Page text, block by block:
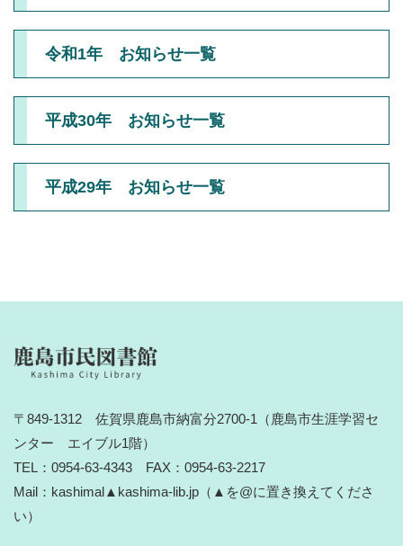
令和1年 お知らせ一覧
平成30年 お知らせ一覧
平成29年 お知らせ一覧
〒849-1312 佐賀県鹿島市納富分2700-1（鹿島市生涯学習セ
ンター エイブル1階）
TEL：0954-63-4343 FAX：0954-63-2217
Mail：kashimal▲kashima-lib.jp（▲を@に置き換えてくださ
い）